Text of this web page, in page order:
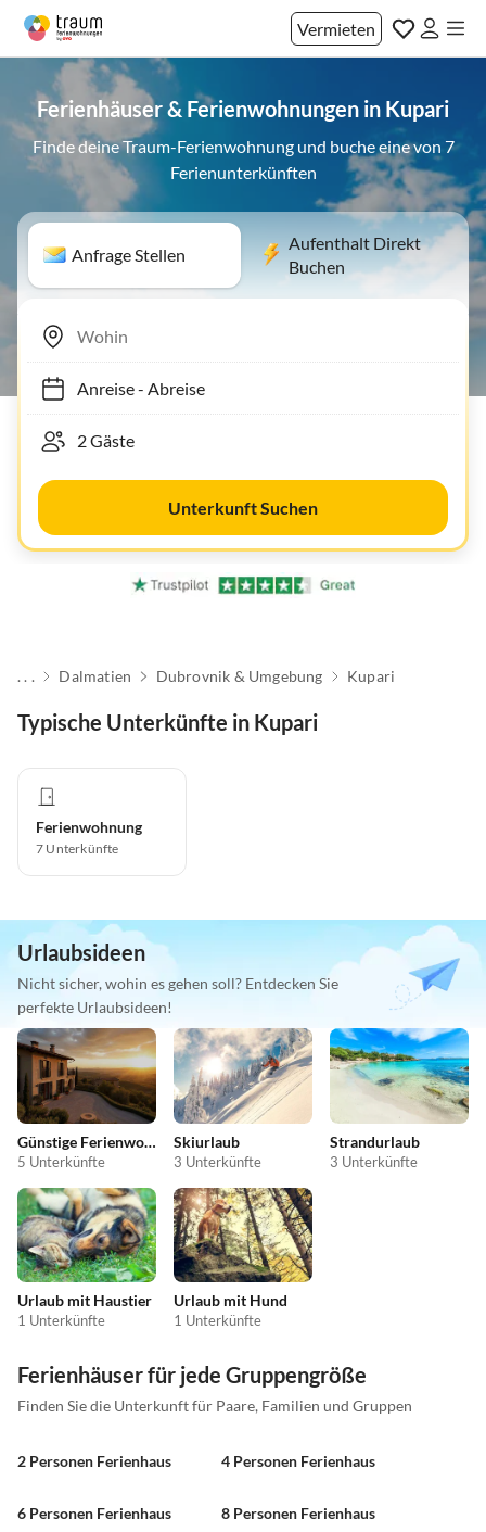
Vermieten
Ferienhäuser & Ferienwohnungen in Kupari
Finde deine Traum-Ferienwohnung und buche eine von 7
Ferienunterkünften
Anfrage Stellen
Aufenthalt Direkt
Buchen
Anreise- Abreise
Unterkunft Suchen
. . . Dalmatien Dubrovnik & Umgebung Kupari
Typische Unterkünfte in Kupari
Ferienwohnung
7 Unterkünfte
Urlaubsideen
Nicht sicher, wohin es gehen soll? Entdecken Sie
perfekte Urlaubsideen!
Günstige Ferienwohnungen
5 Unterkünfte
Skiurlaub
3 Unterkünfte
Strandurlaub
3 Unterkünfte
Urlaub mit Haustier
1 Unterkünfte
Urlaub mit Hund
1 Unterkünfte
Ferienhäuser für jede Gruppengröße
Finden Sie die Unterkunft für Paare, Familien und Gruppen
2 Personen Ferienhaus 4 Personen Ferienhaus
6 Personen Ferienhaus 8 Personen Ferienhaus